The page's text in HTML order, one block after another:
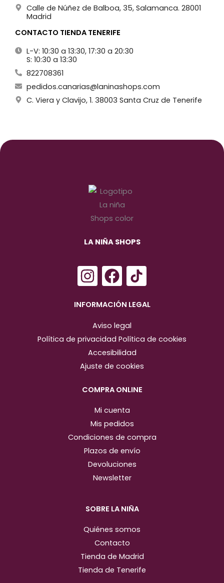
Calle de Núñez de Balboa, 35, Salamanca. 28001
Madrid
CONTACTO TIENDA TENERIFE
L-V: 10:30 a 13:30, 17:30 a 20:30
S: 10:30 a 13:30
822708361
pedidos.canarias@laninashops.com
C. Viera y Clavijo, 1. 38003 Santa Cruz de Tenerife
LA NIÑA SHOPS
I
n
s
a
g
r
m
F
a
c
e
b
o
o
INFORMACIÓN LEGAL
Aviso legal
Política de privacidad Política de cookies
Accesibilidad
Ajuste de cookies
COMPRA ONLINE
Mi cuenta
Mis pedidos
Condiciones de compra
Plazos de envío
Devoluciones
Newsletter
SOBRE LA NIÑA
Quiénes somos
Contacto
Tienda de Madrid
Tienda de Tenerife